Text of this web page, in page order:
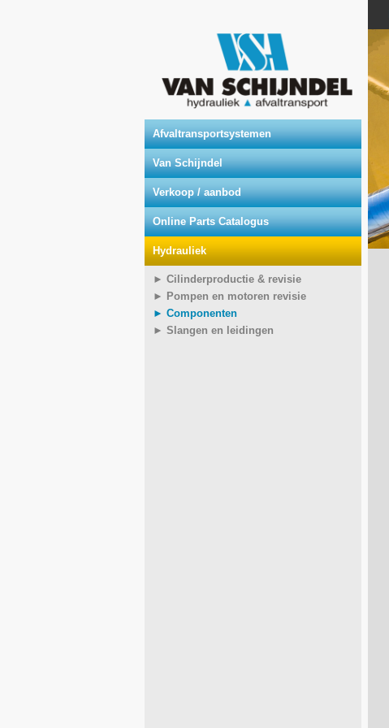
Afvaltransportsystemen
Van Schijndel
Verkoop / aanbod
Online Parts Catalogus
Hydrauliek
► Cilinderproductie & revisie
► Pompen en motoren revisie
► Componenten
► Slangen en leidingen